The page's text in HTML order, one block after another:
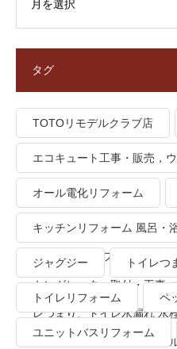
タグ
TOTOリモデルクラブ店
エコキュート工事・販売，
り、トイレ水漏れ
オール電化リフォーム
キッチンリフォーム 風呂・
ーム 洗面所リフォーム オ
キングヒーター取付・工事
レつまり、トイレ水漏れ 水
業者・会社 ＴＯＴＯリモデ
ジャグジー トイレつ
トイレリフォーム ペ
ユニットバスリフォーム